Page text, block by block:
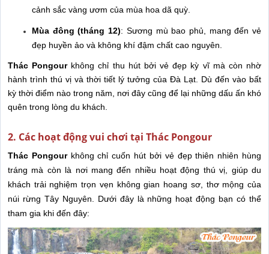
cảnh sắc vàng ươm của mùa hoa dã quỳ.
Mùa đông (tháng 12): Sương mù bao phủ, mang đến vẻ
đẹp huyền ảo và không khí đậm chất cao nguyên.
Thác Pongourkhông chỉ thu hút bởi vẻ đẹp kỳ vĩ mà còn nhờ
hành trình thú vị và thời tiết lý tưởng của Đà Lạt. Dù đến vào bất
kỳ thời điểm nào trong năm, nơi đây cũng để lại những dấu ấn khó
quên trong lòng du khách.
2. Các hoạt động vui chơi tại Thác Pongour
Thác Pongourkhông chỉ cuốn hút bởi vẻ đẹp thiên nhiên hùng
tráng mà còn là nơi mang đến nhiều hoạt động thú vị, giúp du
khách trải nghiệm trọn vẹn không gian hoang sơ, thơ mộng của
núi rừng Tây Nguyên. Dưới đây là những hoạt động bạn có thể
tham gia khi đến đây: